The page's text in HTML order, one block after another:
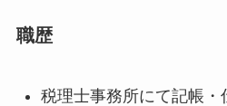
職歴
税理士事務所にて記帳・